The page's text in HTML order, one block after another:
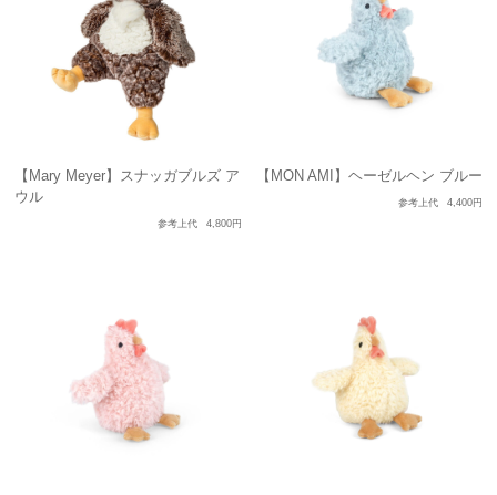
【Mary Meyer】スナッガブルズ ア
ウル
参考上代 4,800円
【MON AMI】ヘーゼルヘン ブルー
参考上代 4,400円